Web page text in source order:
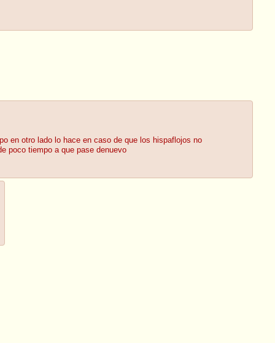
en otro lado lo hace en caso de que los hispaflojos no
poco tiempo a que pase denuevo